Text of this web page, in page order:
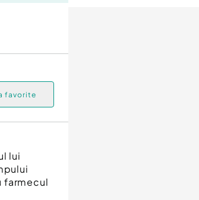
favorite
lui
farmecul